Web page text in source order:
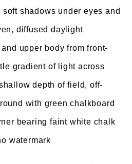
shadows under eyes and
diffused daylight
upper body from front-
gradient of light across
depth of field, off-
with green chalkboard
bearing faint white chalk
watermark